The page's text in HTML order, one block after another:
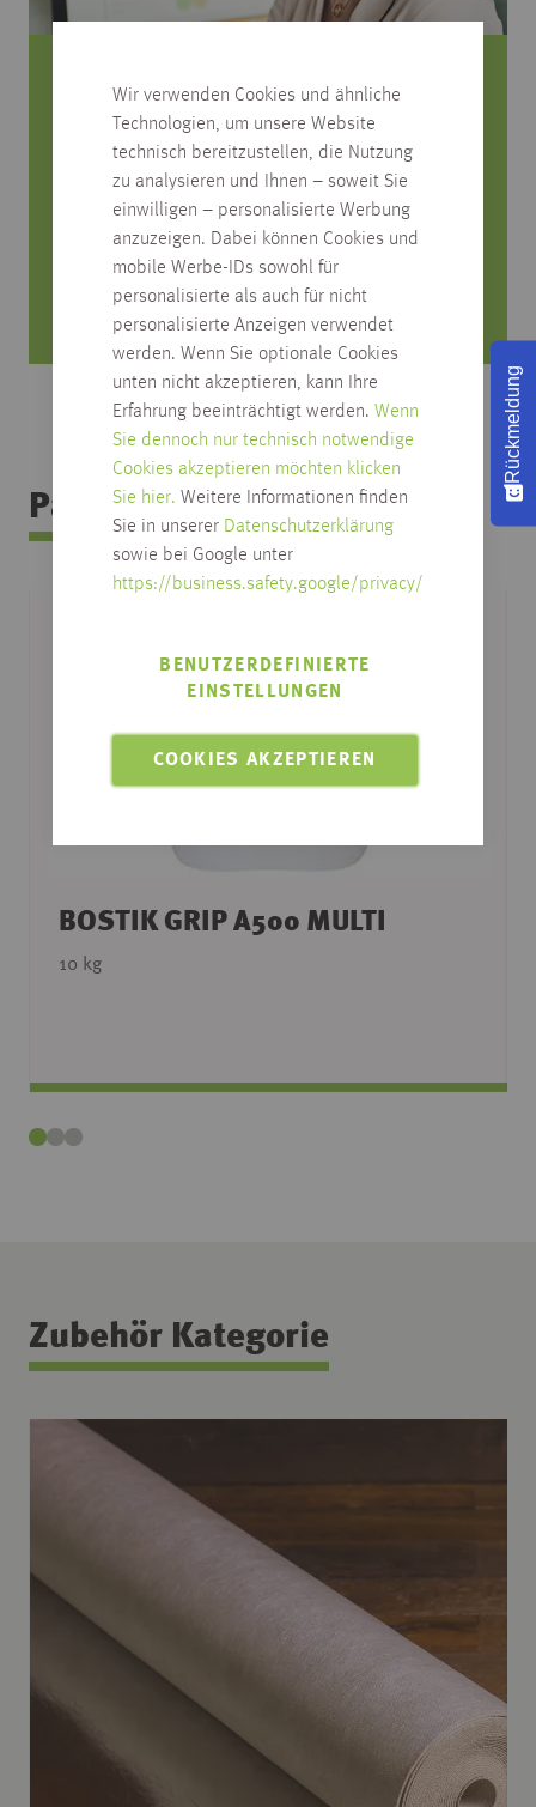
Wir verwenden Cookies und ähnliche
Technologien, um unsere Website
technisch bereitzustellen, die Nutzung
zu analysieren und Ihnen – soweit Sie
einwilligen – personalisierte Werbung
anzuzeigen. Dabei können Cookies und
mobile Werbe-IDs sowohl für
personalisierte als auch für nicht
personalisierte Anzeigen verwendet
werden. Wenn Sie optionale Cookies
unten nicht akzeptieren, kann Ihre
Erfahrung beeinträchtigt werden. Wenn
Sie dennoch nur technisch notwendige
Cookies akzeptieren möchten klicken
Sie hier. Weitere Informationen finden
Sie in unserer Datenschutzerklärung
sowie bei Google unter
https://business.safety.google/privacy/
COOKIES AKZEPTIEREN
BENUTZERDEFINIERTE
EINSTELLUNGEN
Sie haben Fragen zum Produkt?
Rufen Sie uns an, wir beraten Sie gerne!
0751/4004-545
produktfrage@habisreutinger.de
Samstag von 08:30 bis 12:30 Uhr
Passendes Zubehör
BOSTIK GRIP A500 MULTI
10 kg
Zubehör Kategorie
Rückmeldung